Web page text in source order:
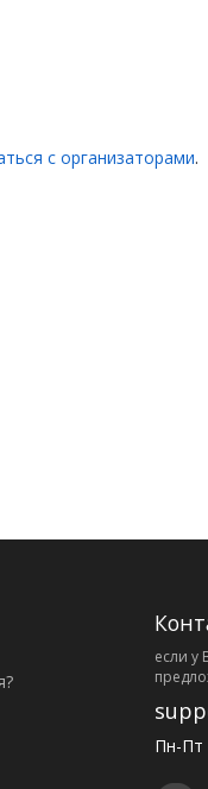
с организаторами.
eсли у
Пн-Пт